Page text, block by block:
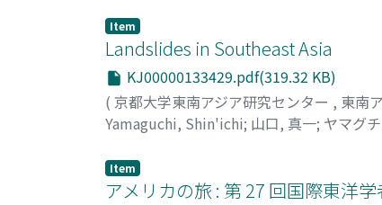
Item
Landslides in Southeast Asia
KJ00000133429.pdf(319.32 KB)
( 京都大学東南アジア研究センター , 東南
Yamaguchi, Shin'ichi; 山口, 真一; ヤマグ
Item
アメリカの旅 : 第 27 回国際東洋